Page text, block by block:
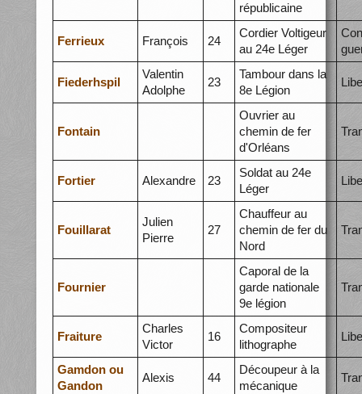
républicaine
Ferrieux François 24
Cordier Voltigeur
au 24e Léger
Fiederhspil
Valentin
Adolphe
23
Tambour dans la
8e Légion
Fontain
Ouvrier au
chemin de fer
d'Orléans
Fortier Alexandre 23
Soldat au 24e
Léger
Fouillarat
Julien
Pierre
27
Chauffeur au
chemin de fer du
Nord
Fournier
Caporal de la
garde nationale
9e légion
Fraiture
Charles
Victor
16
Compositeur
lithographe
Gamdon ou
Gandon
Alexis 44
Découpeur à la
mécanique